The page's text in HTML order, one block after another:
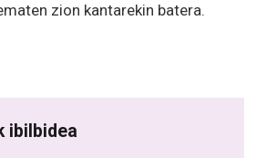
zion kantarekin batera.
ibilbidea